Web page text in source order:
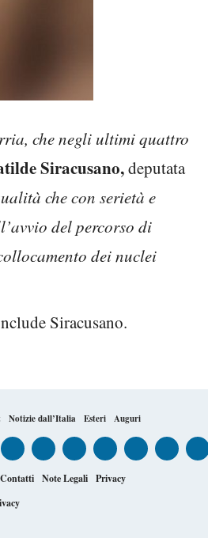
che negli ultimi quattro
Siracusano,deputata
che con serietà e
del percorso di
dei nuclei
Siracusano.
Notizie dall’Italia Esteri Auguri
Contatti Note Legali Privacy